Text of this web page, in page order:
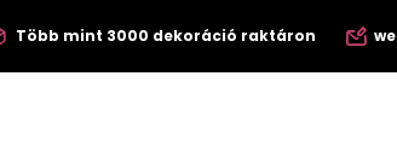
Több mint 3000 dekoráció raktáron